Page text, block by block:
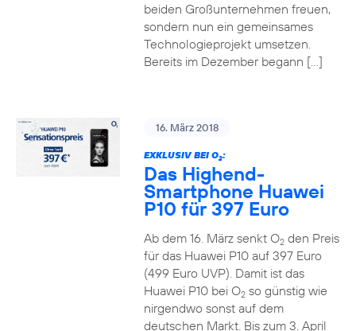
beiden Großunternehmen freuen,
sondern nun ein gemeinsames
Technologieprojekt umsetzen.
Bereits im Dezember begann […]
16. März 2018
EXKLUSIV BEI O2:
Das Highend-
Smartphone Huawei
P10 für 397 Euro
Ab dem 16. März senkt O2den Preis
für das Huawei P10 auf 397 Euro
(499 Euro UVP). Damit ist das
Huawei P10 bei O2so günstig wie
nirgendwo sonst auf dem
deutschen Markt. Bis zum 3. April